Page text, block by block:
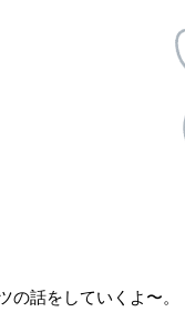
の話をしていくよ〜。